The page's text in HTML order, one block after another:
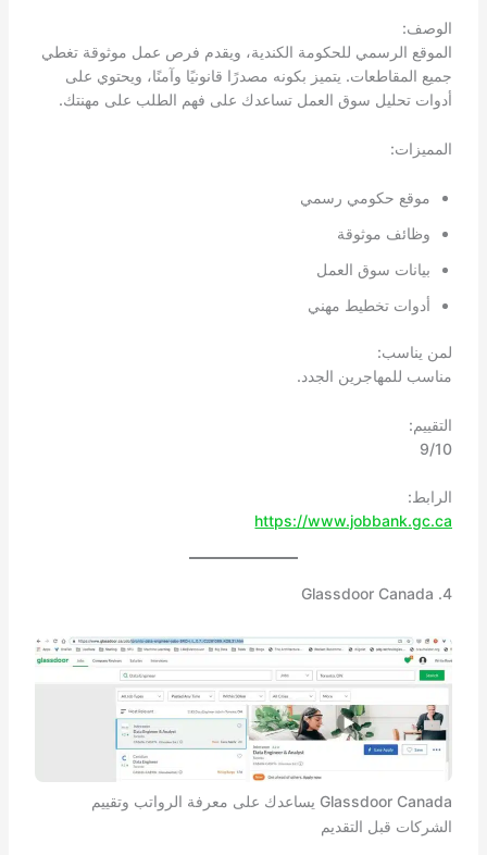
الوصف:
الموقع الرسمي للحكومة الكندية، ويقدم فرص عمل موثوقة تغطي
جميع المقاطعات. يتميز بكونه مصدرًا قانونيًا وآمنًا، ويحتوي على
أدوات تحليل سوق العمل تساعدك على فهم الطلب على مهنتك.
المميزات:
موقع حكومي رسمي
وظائف موثوقة
بيانات سوق العمل
أدوات تخطيط مهني
لمن يناسب:
مناسب للمهاجرين الجدد.
التقييم:
9/10
الرابط:
https://www.jobbank.gc.ca
4. Glassdoor Canada
Glassdoor Canada يساعدك على معرفة الرواتب وتقييم
الشركات قبل التقديم